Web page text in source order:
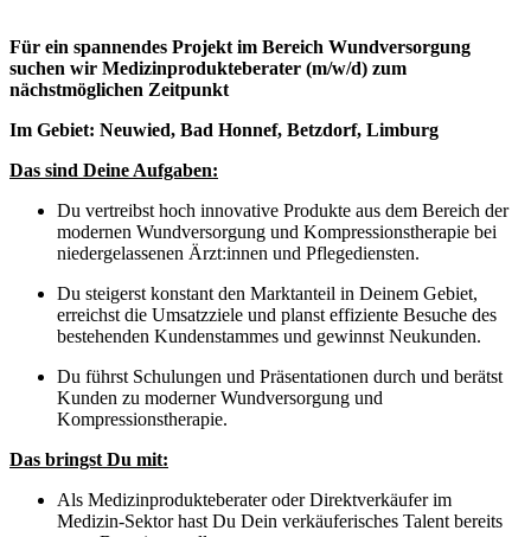
Für ein spannendes Projekt im Bereich Wundversorgung
suchen wir Medizinprodukteberater (m/w/d) zum
nächstmöglichen Zeitpunkt
Im Gebiet: Neuwied, Bad Honnef, Betzdorf, Limburg
Das sind Deine Aufgaben:
Du vertreibst hoch innovative Produkte aus dem Bereich der
modernen Wundversorgung und Kompressionstherapie bei
niedergelassenen Ärzt:innen und Pflegediensten.
Du steigerst konstant den Marktanteil in Deinem Gebiet,
erreichst die Umsatzziele und planst effiziente Besuche des
bestehenden Kundenstammes und gewinnst Neukunden.
Du führst Schulungen und Präsentationen durch und berätst
Kunden zu moderner Wundversorgung und
Kompressionstherapie.
Das bringst Du mit:
Als Medizinprodukteberater oder Direktverkäufer im
Medizin-Sektor hast Du Dein verkäuferisches Talent bereits